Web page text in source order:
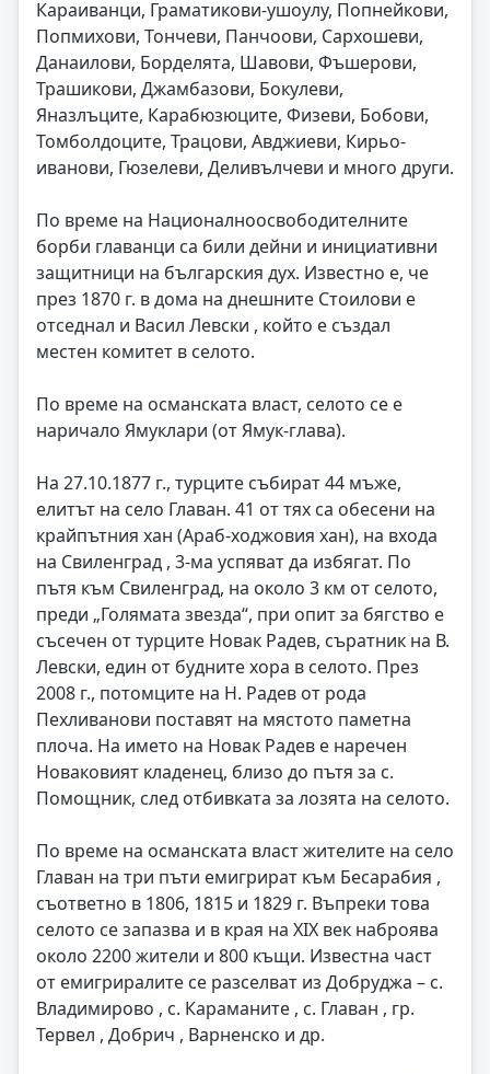
Караиванци, Граматикови-ушоулу, Попнейкови,
Попмихови, Тончеви, Панчоови, Сархошеви,
Данаилови, Борделята, Шавови, Фъшерови,
Трашикови, Джамбазови, Бокулеви,
Яназлъците, Карабюзюците, Физеви, Бобови,
Томболдоците, Трацови, Авджиеви, Кирьо-
иванови, Гюзелеви, Деливълчеви и много други.
По време на Националноосвободителните
борби главанци са били дейни и инициативни
защитници на българския дух. Известно е, че
през 1870 г. в дома на днешните Стоилови е
отседнал и Васил Левски , който е създал
местен комитет в селото.
По време на османската власт, селото се е
наричало Ямуклари (от Ямук-глава).
На 27.10.1877 г., турците събират 44 мъже,
елитът на село Главан. 41 от тях са обесени на
крайпътния хан (Араб-ходжовия хан), на входа
на Свиленград , 3-ма успяват да избягат. По
пътя към Свиленград, на около 3 км от селото,
преди „Голямата звезда“, при опит за бягство е
съсечен от турците Новак Радев, съратник на В.
Левски, един от будните хора в селото. През
2008 г., потомците на Н. Радев от рода
Пехливанови поставят на мястото паметна
плоча. На името на Новак Радев е наречен
Новаковият кладенец, близо до пътя за с.
Помощник, след отбивката за лозята на селото.
По време на османската власт жителите на село
Главан на три пъти емигрират към Бесарабия ,
съответно в 1806, 1815 и 1829 г. Въпреки това
селото се запазва и в края на XIX век наброява
около 2200 жители и 800 къщи. Известна част
от емигриралите се разселват из Добруджа – с.
Владимирово , с. Караманите , с. Главан , гр.
Тервел , Добрич , Варненско и др.